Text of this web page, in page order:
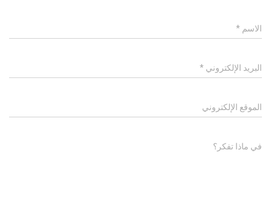
الاسم *
البريد الإلكتروني *
الموقع الإلكتروني
في ماذا تفكر؟